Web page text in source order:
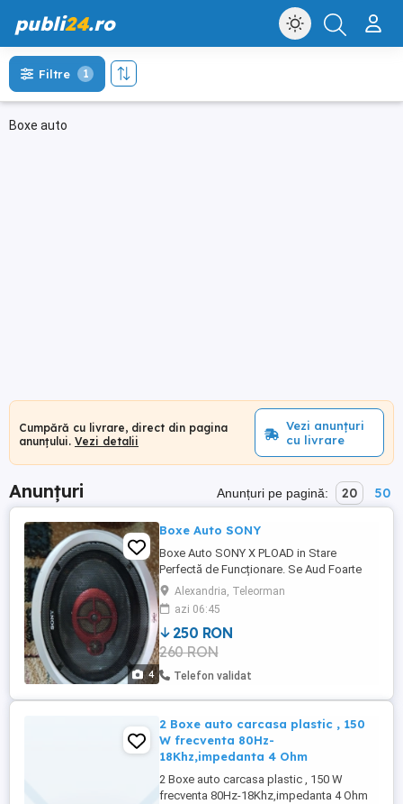
publi24.ro
Boxe auto
Filtre 1
Cumpără cu livrare, direct din pagina
anunțului. Vezi detalii
Vezi anunțuri
cu livrare
Anunțuri Anunțuri pe pagină: 20 50
4
Boxe Auto SONY
Boxe Auto SONY X PLOAD in Stare
Perfectă de Funcționare. Se Aud Foarte
Bine. Preț Ușor Negociabil. Detalii la
Telefon ZERO ȘAPTE PATRU CINCI TREI
DOI TREI UNU ZERO ȘAPTE. Trimit Și În
Țară.
Alexandria, Teleorman
azi 06:45
250 RON
260 RON
Telefon validat
2 Boxe auto carcasa plastic , 150
W frecventa 80Hz-
18Khz,impedanta 4 Ohm
2 Boxe auto carcasa plastic , 150 W
frecventa 80Hz-18Khz,impedanta 4 Ohm